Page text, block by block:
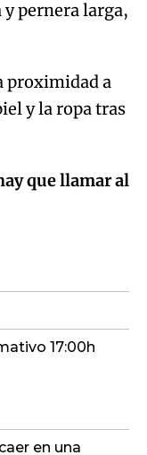
y pernera larga,
proximidad a
y la ropa tras
que llamar al
17:00h
en una